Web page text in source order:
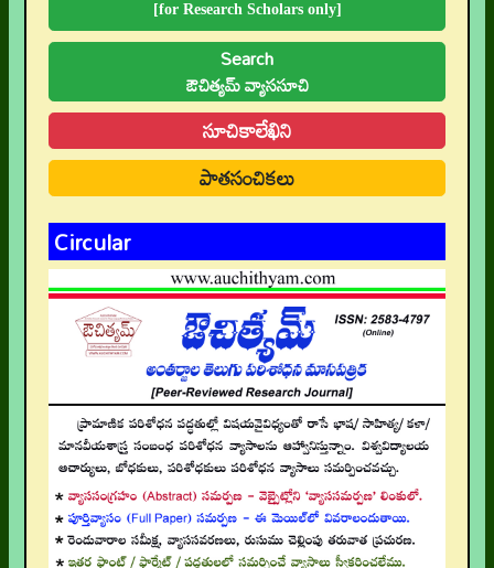
[for Research Scholars only]
Search
ఔచిత్యమ్ వ్యాససూచి
సూచికాలేఖిని
పాతసంచికలు
Circular